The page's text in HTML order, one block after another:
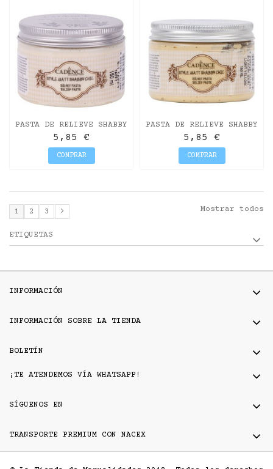
PASTA DE RELIEVE SHABBY
CHIC MATE TAFFY CADENCE
150ML
5,85 €
COMPRAR
PASTA DE RELIEVE SHABBY
CHIC MATE AMARILLO
CLARO CADENCE...
5,85 €
COMPRAR
Mostrar todos
1 2 3
ETIQUETAS
INFORMACIÓN
INFORMACIÓN SOBRE LA TIENDA
BOLETÍN
¡TE ATENDEMOS VÍA WHATSAPP!
SÍGUENOS EN
TRANSPORTE PREMIUM CON NACEX